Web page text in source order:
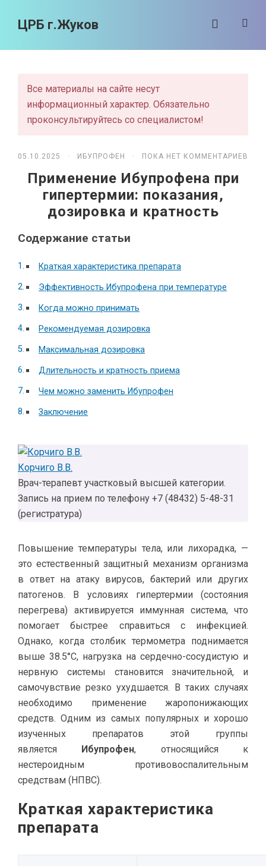
ЦРБ г.Жуков
Все материалы на сайте несут
информационный характер. Обязательно
проконсультируйтесь со специалистом!
05.10.2025 · ИБУПРОФЕН · ПОКА НЕТ КОММЕНТАРИЕВ
Применение Ибупрофена при
гипертермии: показания,
дозировка и кратность
Содержание статьи
Краткая характеристика препарата
Эффективность Ибупрофена при температуре
Когда можно принимать
Рекомендуемая дозировка
Максимальная дозировка
Длительность и кратность приема
Чем можно заменить Ибупрофен
Заключение
Корчиго В.В.
Врач-терапевт участковый высшей категории.
Запись на прием по телефону +7 (48432) 5-48-31
(регистратура)
Повышение температуры тела, или лихорадка, —
это естественный защитный механизм организма
в ответ на атаку вирусов, бактерий или других
патогенов. В условиях гипертермии (состояния
перегрева) активируется иммунная система, что
помогает быстрее справиться с инфекцией.
Однако, когда столбик термометра поднимается
выше 38.5°C, нагрузка на сердечно-сосудистую и
нервную системы становится значительной, и
самочувствие резко ухудшается. В таких случаях
необходимо применение жаропонижающих
средств. Одним из самых популярных и хорошо
изученных препаратов этой группы
является Ибупрофен, относящийся к
нестероидным противовоспалительным
средствам (НПВС).
Краткая характеристика
препарата